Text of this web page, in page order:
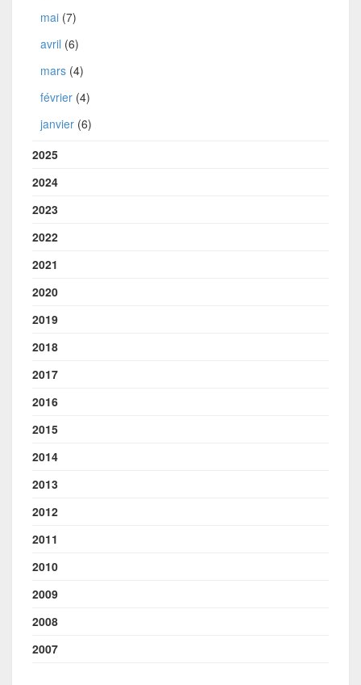
mai (7)
avril (6)
mars (4)
février (4)
janvier (6)
2025
2024
2023
2022
2021
2020
2019
2018
2017
2016
2015
2014
2013
2012
2011
2010
2009
2008
2007